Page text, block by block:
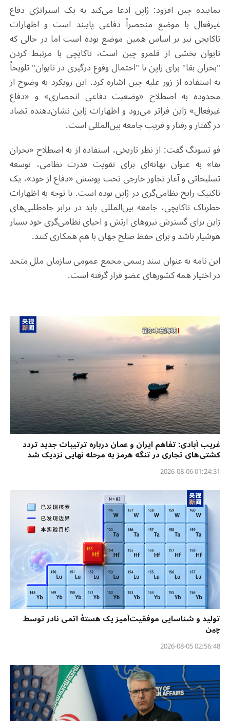
نماینده چین افزود: ژاپن ادعا می‌کند به یک استراتژی دفاع
غیرفعال با موضع منحصراً دفاعی پایبند است و اظهارات
تاکایچی نیز بر اساس همین موضع بوده است اما در حالی که
تایوان بخشی از قلمرو چین است، تاکایچی با مرتبط کردن
"بحران بقا" برای ژاپن با "احتمال وقوع درگیری در تایوان" تلویحاً
به استفاده از زور علیه چین اشاره کرد. این رویکرد به وضوح از
محدوده به اصطلاح «وضعیت دفاعی انحصاری» و «دفاع
غیرفعال» ژاپن فراتر می‌رود و اظهارات ژاپن نشان‌دهنده تضاد
در گفتار و رفتار و فریب جامعه بین‌المللی است.
فو تسونگ گفت: از نظر تاریخی، استفاده از به اصطلاح «بحران‌
بقا» به عنوان بهانه‌ای برای تقویت قدرت نظامی، توسعه
تسلیحاتی و آغاز تجاوز خارجی تحت پوشش «دفاع از خود»، یک
تاکتیک رایج نظامی‌گری در ژاپن بوده است. با توجه به اظهارات
خطرناک تاکایچی، جامعه بین‌المللی باید در برابر جاه‌طلبی‌های
ژاپن برای گسترش نیروهای ارتش و احیای نظامی‌گری خود بسیار
هوشیار باشد و برای حفظ صلح جهان با هم همکاری کنند.
این نامه به عنوان سند رسمی مجمع عمومی سازمان ملل متحد
در اختیار همه کشورهای عضو قرار گرفته است.
غریب آبادی: تفاهم ایران و عمان درباره ترتیبات جدید تردد
کشتی‌های تجاری در تنگه هرمز به مرحله نهایی نزدیک شد
01:24:31 2026-08-06
تولید و شناسایی موفقیت‌آمیز یک هستهٔ اتمی نادر توسط
چین
02:56:48 2026-08-05